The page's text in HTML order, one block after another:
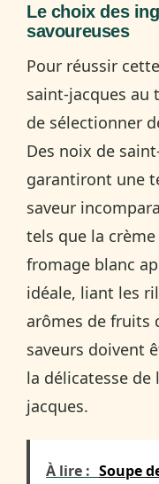
Le choix des
savoureuses
Pour réussir
saint-jacques au
de sélectionner
Des noix de
garantiront une
saveur
tels que la
fromage blanc
idéale, liant les
arômes de fruits
saveurs doivent
la délicatesse de
jacques.
À lire : Soupe